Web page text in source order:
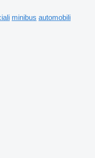
minibus automobili